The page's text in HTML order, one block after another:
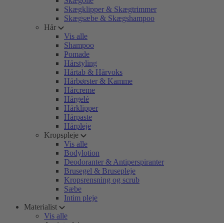
Skægklipper & Skægtrimmer
Skægsæbe & Skægshampoo
Hår
Vis alle
Shampoo
Pomade
Hårstyling
Hårtab & Hårvoks
Hårbørster & Kamme
Hårcreme
Hårgelé
Hårklipper
Hårpaste
Hårpleje
Kropspleje
Vis alle
Bodylotion
Deodoranter & Antiperspiranter
Brusegel & Brusepleje
Kropsrensning og scrub
Sæbe
Intim pleje
Materialist
Vis alle